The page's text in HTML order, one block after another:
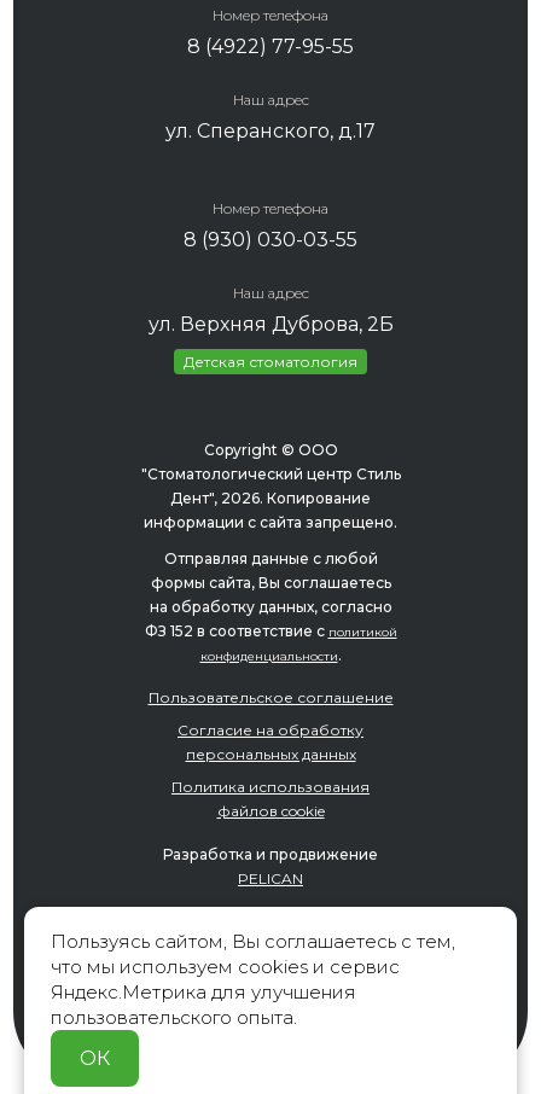
Пользуясь сайтом, Вы соглашаетесь с тем,
что мы используем cookies и сервис
Яндекс.Метрика для улучшения
пользовательского опыта.
ОК
Номер телефона
8 (4922) 77-95-55
Наш адрес
ул. Сперанского, д.17
Номер телефона
8 (930) 030-03-55
Наш адрес
ул. Верхняя Дуброва, 2Б
Детская стоматология
Copyright © ООО
"Стоматологический центр Стиль
Дент", 2026. Копирование
информации с сайта запрещено.
Отправляя данные с любой
формы сайта, Вы соглашаетесь
на обработку данных, согласно
ФЗ 152 в соответствие с политикой
конфиденциальности.
Пользовательское соглашение
Согласие на обработку
персональных данных
Политика использования
файлов cookie
Разработка и продвижение
PELICAN